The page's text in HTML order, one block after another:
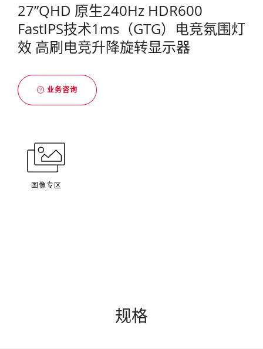
27”QHD 原生240Hz HDR600
FastIPS技术1ms（GTG）电竞氛围灯
效 高刷电竞升降旋转显示器
业务咨询
图像专区
规格